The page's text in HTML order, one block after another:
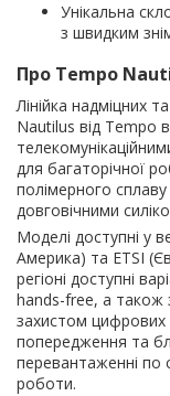
Унікальна
з швидким
Про Tempo
Лінійка надміцних
Nautilus від Tempo
для багаторічної
полімерного
довговічними
Моделі доступні у
Америка) та ETSI
регіоні доступні
hands-free, а
захистом цифрових
попередження та
перевантаженні
роботи.